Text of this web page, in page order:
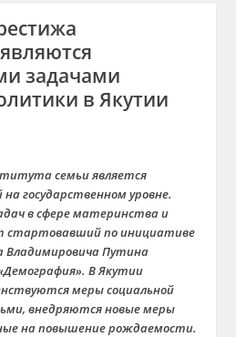
задачами
в Якутии
семьи является
государственном уровне.
в сфере материнства и
стартовавший по инициативе
Владимировича Путина
В Якутии
меры социальной
внедряются новые меры
на повышение рождаемости.